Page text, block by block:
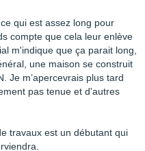
qui est assez long pour
compte que cela leur enlève
m'indique que ça parait long,
une maison se construit
Je m’apercevrais plus tard
pas tenue et d'autres
travaux est un débutant qui